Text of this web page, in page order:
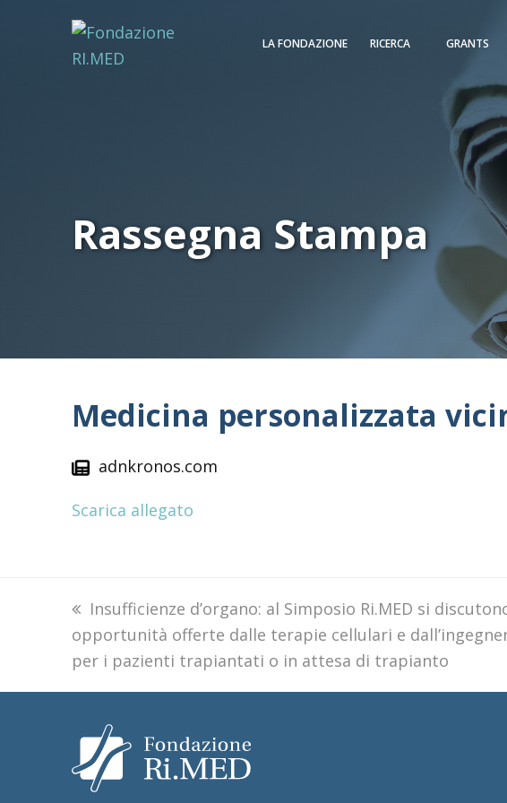
LA FONDAZIONE RICERCA GRANTS
Rassegna Stampa
Medicina personalizzata
adnkronos.com
Scarica allegato
previous
post:
Insufficienze d’organo: al Simposio Ri.MED si
opportunità offerte dalle terapie cellulari e
per i pazienti trapiantati o in attesa di trapianto